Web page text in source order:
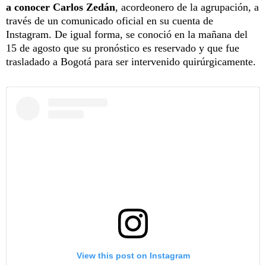
a conocer Carlos Zedán, acordeonero de la agrupación, a
través de un comunicado oficial en su cuenta de
Instagram. De igual forma, se conoció en la mañana del
15 de agosto que su pronóstico es reservado y que fue
trasladado a Bogotá para ser intervenido quirúrgicamente.
View this post on Instagram